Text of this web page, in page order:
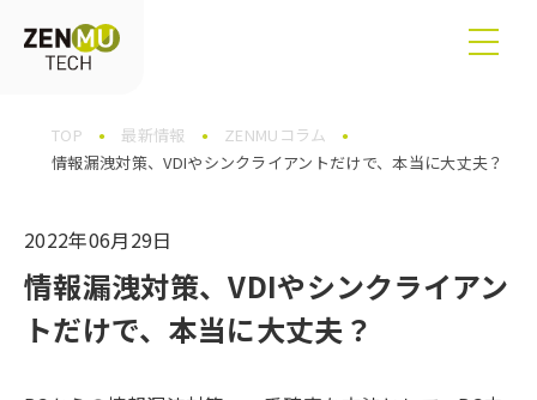
TOP 最新情報
ZENMUコラム
情報漏洩対策、VDIやシンクライアントだけで、本当に大丈夫？
2022年06月29日
情報漏洩対策、VDIやシンクライアン
トだけで、本当に大丈夫？